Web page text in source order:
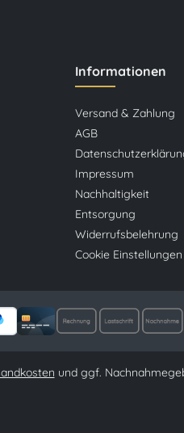
Informationen
Versand & Zahlung
AGB
Impressum
Nachhaltigkeit
Entsorgung
Widerrufsbelehrung
Cookie Einstellungen
und ggf.